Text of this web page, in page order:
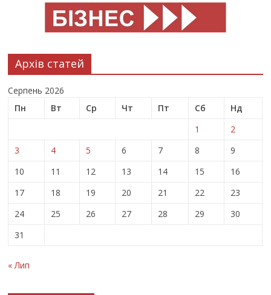
Архів статей
Серпень 2026
Пн
Вт Ср Чт Пт Сб
Нд
1
2
3
4 5 6 7 8
9
10
11 12 13 14 15
16
17
18 19 20 21 22
23
24
25 26 27 28 29
30
31
« Лип